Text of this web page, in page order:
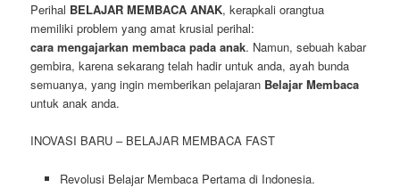
Perihal BELAJAR MEMBACA ANAK, kerapkali orangtua
memiliki problem yang amat krusial perihal:
cara mengajarkan membaca pada anak. Namun, sebuah kabar
gembira, karena sekarang telah hadir untuk anda, ayah bunda
semuanya, yang ingin memberikan pelajaran Belajar Membaca
untuk anak anda.
INOVASI BARU – BELAJAR MEMBACA FAST
Revolusi Belajar Membaca Pertama di Indonesia.